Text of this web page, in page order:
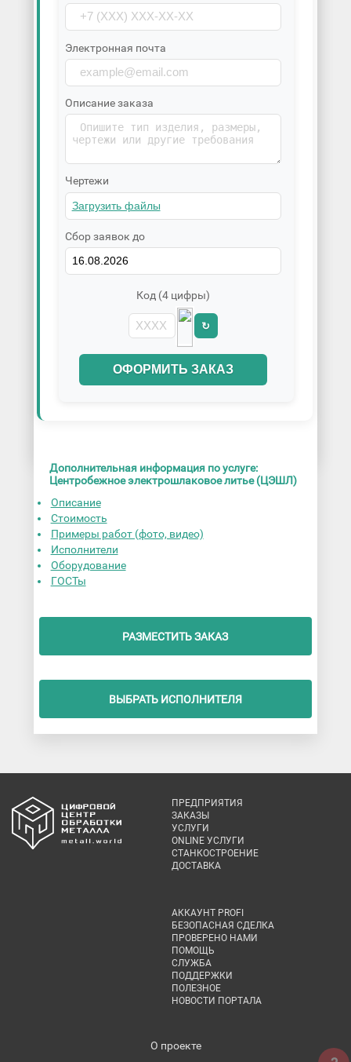
Электронная почта
Описание заказа
Чертежи
Сбор заявок до
Код (4 цифры)
↻
ОФОРМИТЬ ЗАКАЗ
Дополнительная информация по услуге:
Центробежное электрошлаковое литье (ЦЭШЛ)
Описание
Стоимость
Примеры работ (фото, видео)
Исполнители
Оборудование
ГОСТы
РАЗМЕСТИТЬ ЗАКАЗ
ВЫБРАТЬ ИСПОЛНИТЕЛЯ
ПРЕДПРИЯТИЯ
ЗАКАЗЫ
УСЛУГИ
ONLINE УСЛУГИ
СТАНКОСТРОЕНИЕ
ДОСТАВКА
АККАУНТ PROFI
БЕЗОПАСНАЯ СДЕЛКА
ПРОВЕРЕНО НАМИ
ПОМОЩЬ
СЛУЖБА
ПОДДЕРЖКИ
ПОЛЕЗНОЕ
НОВОСТИ ПОРТАЛА
О проекте